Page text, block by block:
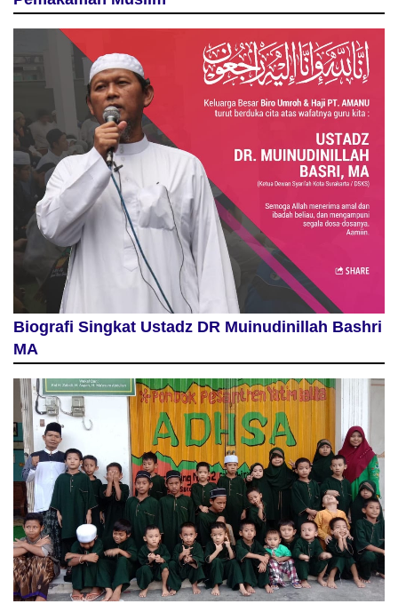
Biografi Singkat Ustadz DR Muinudinillah Bashri
MA